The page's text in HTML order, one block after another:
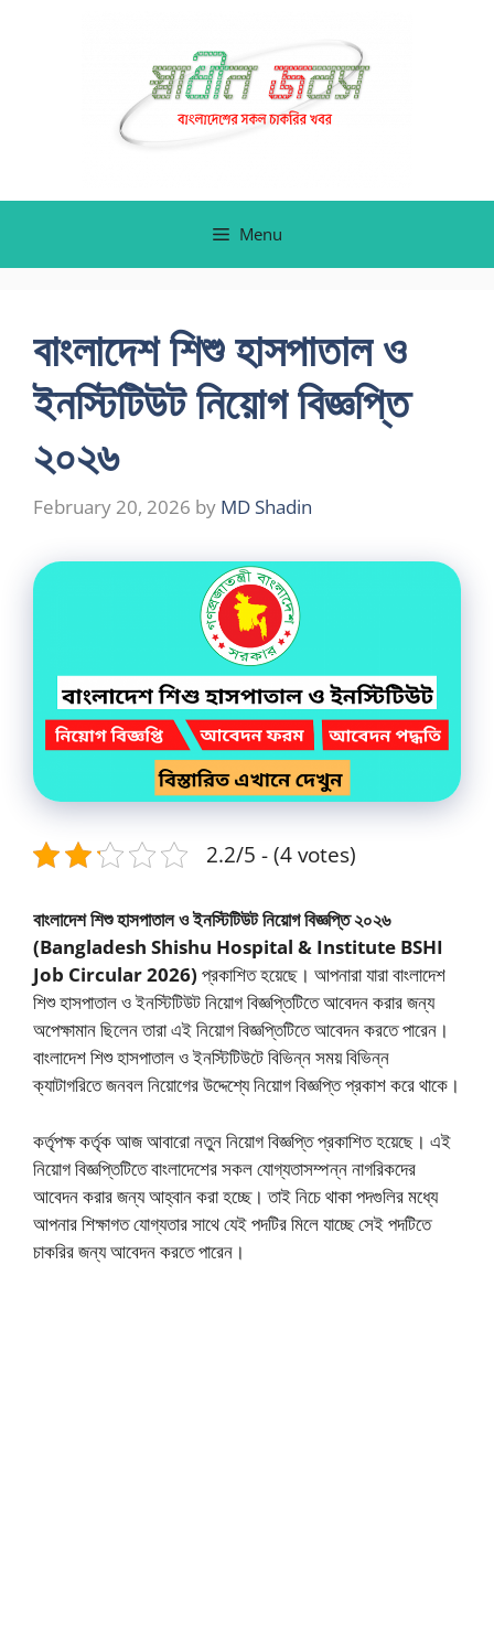
Menu
বাংলাদেশ শিশু হাসপাতাল ও
ইনস্টিটিউট নিয়োগ বিজ্ঞপ্তি
২০২৬
February 20, 2026 by MD Shadin
2.2/5 - (4 votes)
বাংলাদেশ শিশু হাসপাতাল ও ইনস্টিটিউট নিয়োগ বিজ্ঞপ্তি ২০২৬
(Bangladesh Shishu Hospital & Institute BSHI
Job Circular 2026) প্রকাশিত হয়েছে। আপনারা যারা বাংলাদেশ
শিশু হাসপাতাল ও ইনস্টিটিউট নিয়োগ বিজ্ঞপ্তিটিতে আবেদন করার জন্য
অপেক্ষামান ছিলেন তারা এই নিয়োগ বিজ্ঞপ্তিটিতে আবেদন করতে পারেন।
বাংলাদেশ শিশু হাসপাতাল ও ইনস্টিটিউটে বিভিন্ন সময় বিভিন্ন
ক্যাটাগরিতে জনবল নিয়োগের উদ্দেশ্যে নিয়োগ বিজ্ঞপ্তি প্রকাশ করে থাকে।
কর্তৃপক্ষ কর্তৃক আজ আবারো নতুন নিয়োগ বিজ্ঞপ্তি প্রকাশিত হয়েছে। এই
নিয়োগ বিজ্ঞপ্তিটিতে বাংলাদেশের সকল যোগ্যতাসম্পন্ন নাগরিকদের
আবেদন করার জন্য আহ্বান করা হচ্ছে। তাই নিচে থাকা পদগুলির মধ্যে
আপনার শিক্ষাগত যোগ্যতার সাথে যেই পদটির মিলে যাচ্ছে সেই পদটিতে
চাকরির জন্য আবেদন করতে পারেন।